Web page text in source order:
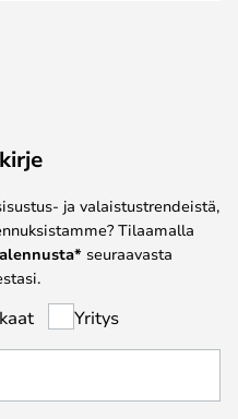
ja valaistustrendeistä,
Tilaamalla
seuraavasta
Yritys